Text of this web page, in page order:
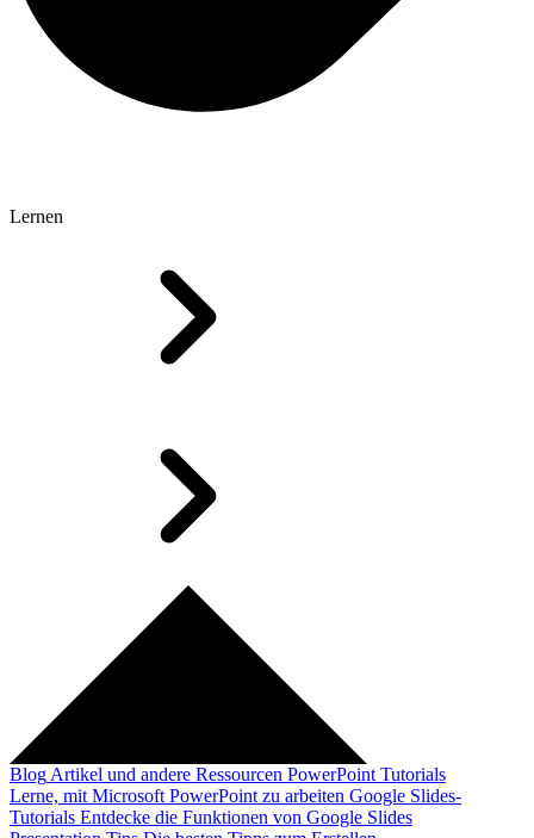
Lernen
Blog Artikel und andere Ressourcen PowerPoint Tutorials
Lerne, mit Microsoft PowerPoint zu arbeiten Google Slides-
Tutorials Entdecke die Funktionen von Google Slides